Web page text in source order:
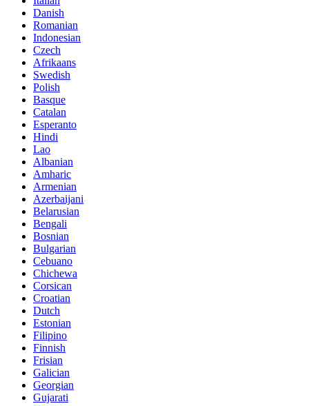
Danish
Romanian
Indonesian
Czech
Afrikaans
Swedish
Polish
Basque
Catalan
Esperanto
Hindi
Lao
Albanian
Amharic
Armenian
Azerbaijani
Belarusian
Bengali
Bosnian
Bulgarian
Cebuano
Chichewa
Corsican
Croatian
Dutch
Estonian
Filipino
Finnish
Frisian
Galician
Georgian
Gujarati